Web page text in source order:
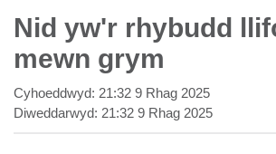
Nid yw'r rhybudd
mewn grym
Cyhoeddwyd: 21:32 9 Rhag 2025
Diweddarwyd: 21:32 9 Rhag 2025